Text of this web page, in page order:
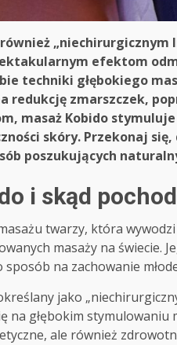
efektom
techniki głębokiego
redukcję zmarszczek,
masaż Kobido
skóry. Przekonaj
poszukujących
i skąd
twarzy, która
masaży na świecie.
na zachowanie
jako
na głębokim
ale również